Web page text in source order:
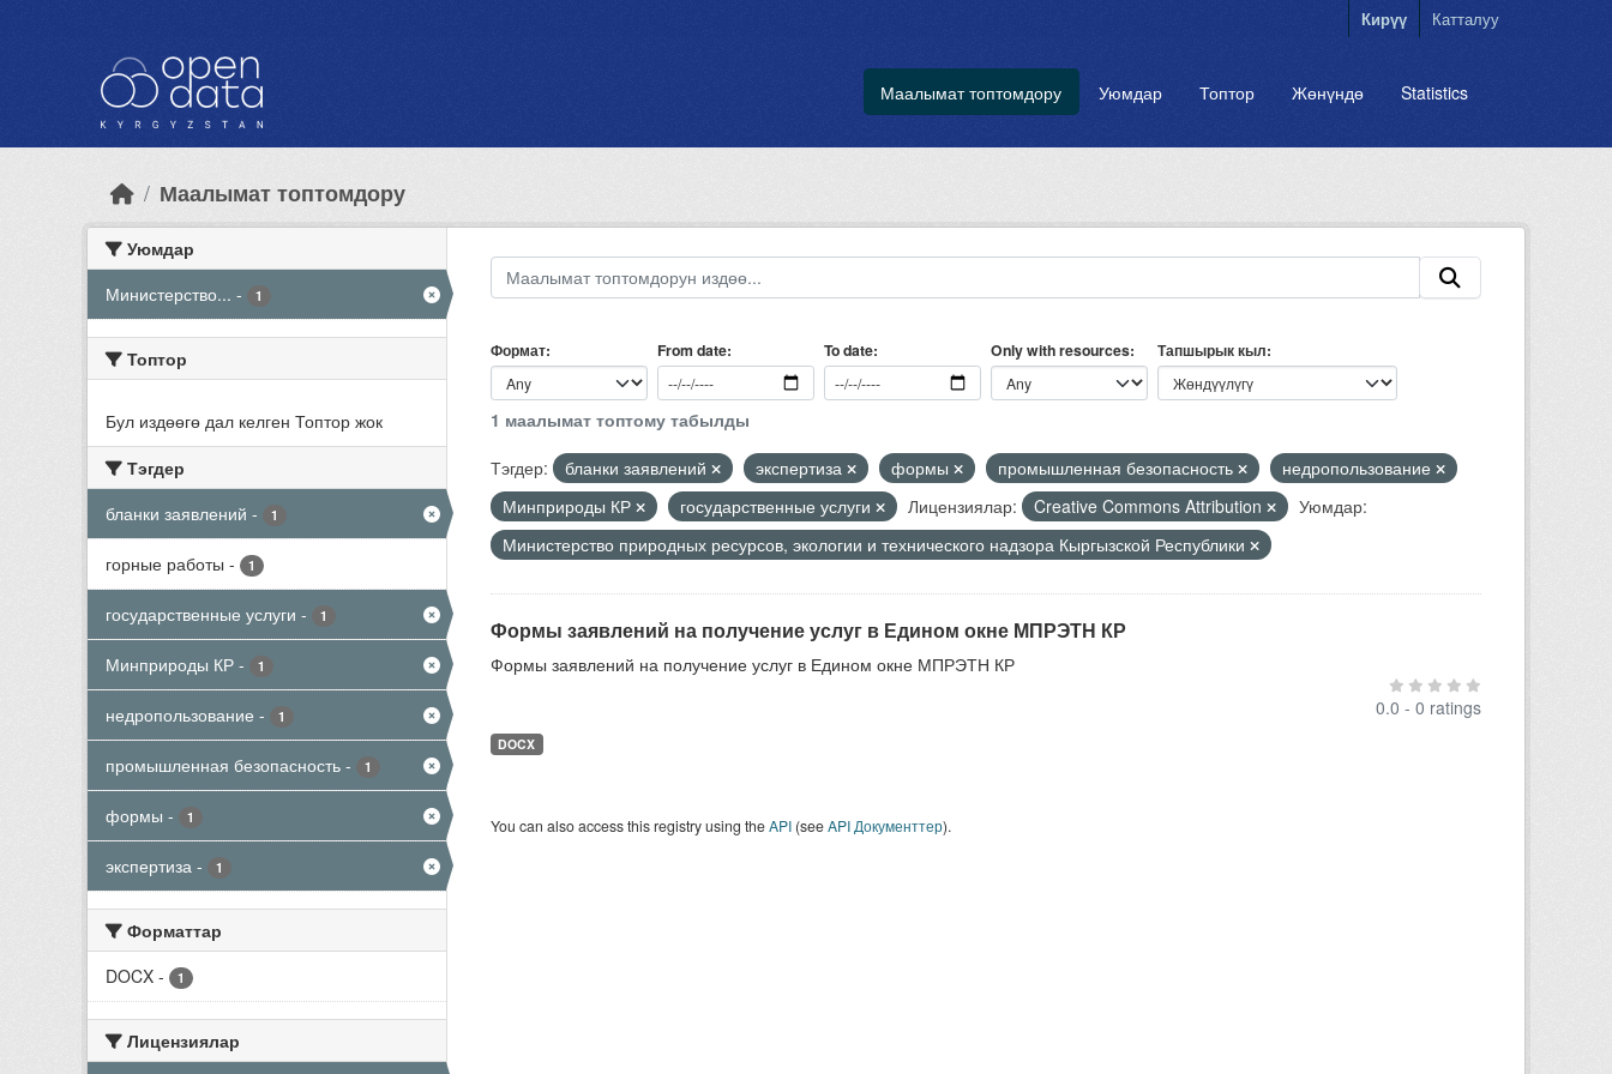
Кирүү Катталуу
Маалымат топтомдору Уюмдар Топтор Жөнүндө Statistics
Маалымат топтомдору
Уюмдар
Министерство... - 1
Топтор
Бул издөөгө дал келген Топтор жок
Тэгдер
бланки заявлений - 1
горные работы - 1
государственные услуги - 1
Минприроды КР - 1
недропользование - 1
промышленная безопасность - 1
формы - 1
экспертиза - 1
Форматтар
DOCX - 1
Лицензиялар
Формат From date To date Only with resources Тапшырык кыл
1 маалымат топтому табылды
Тэгдер:
бланки заявлений экспертиза формы промышленная безопасность
недропользование
Минприроды КР
государственные услуги Лицензиялар: Creative Commons Attribution
Уюмдар:
Министерство природных ресурсов, экологии и технического надзора Кыргызской Республики
Формы заявлений на получение услуг в Едином окне МПРЭТН КР
Формы заявлений на получение услуг в Едином окне МПРЭТН КР
0.0 - 0 ratings
DOCX
You can also access this registry using theAPI(seeAPI Документтер).